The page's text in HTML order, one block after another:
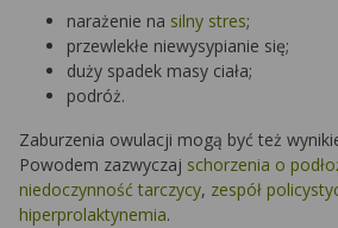
narażenie na silny stres;
przewlekłe niewysypianie się;
duży spadek masy ciała;
podróż.
Zaburzenia owulacji mogą być też
Powodem zazwyczaj schorzenia o
niedoczynność tarczycy, zespół
hiperprolaktynemia.